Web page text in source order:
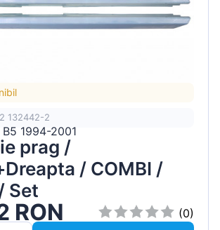
132442-2
1994-2001
prag /
/ COMBI /
Set
RON
(0)